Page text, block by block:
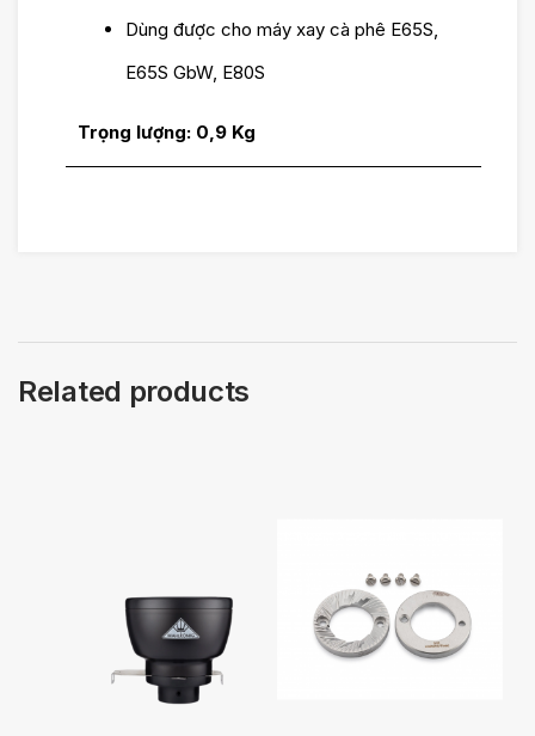
Dùng được cho máy xay cà phê E65S,
E65S GbW, E80S
Trọng lượng: 0,9 Kg
Related products